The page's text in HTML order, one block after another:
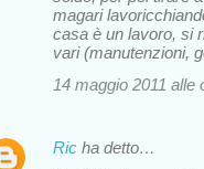
magari
casa è un lavoro, si
vari (manutenzioni,
14 maggio 2011 alle
Ric ha detto…